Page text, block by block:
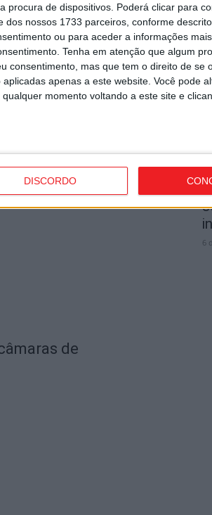
procura de dispositivos. Poderá clicar para
nossos 1733 parceiros, conforme
ou para aceder a informações
Tenha em atenção que algum
consentimento, mas que tem o direito de se
apenas a este website. Você pode
momento voltando a este site e
DISCORDO
na região
de
6
6